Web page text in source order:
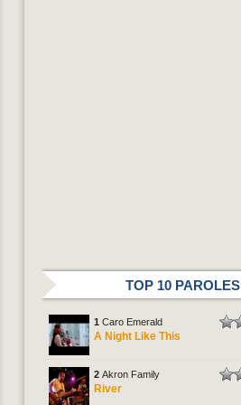
TOP 10 PAROLES
1 Caro Emerald
A Night Like This
2 Akron Family
River